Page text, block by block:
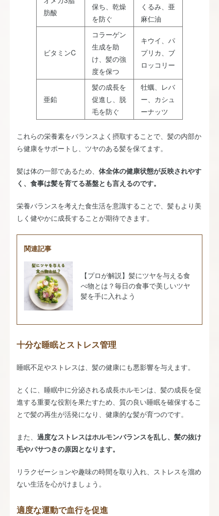
肪酸
保ち、乾燥
を防ぐ
くるみ、亜
麻仁油
ビタミンC
コラーゲン
生成を助
け、髪の強
度を保つ
キウイ、パ
プリカ、ブ
ロッコリー
亜鉛
髪の成長を
促進し、脱
毛を防ぐ
牡蠣、レバ
ー、カシュ
ーナッツ
これらの栄養素をバランスよく摂取することで、髪の内部か
ら健康をサポートし、ツヤのある髪を保てます。
髪は体の一部であるため、 体全体の健康状態が反映されやす
く、食事は髪を育てる基盤とも言えるのです。
栄養バランスを考えた食生活を意識することで、髪もより美
しく健やかに成長することが期待できます。
関連記事
【プロが解説】髪にツヤを与える食
べ物とは？毎日の食事で美しいツヤ
髪を手に入れよう
十分な睡眠とストレス管理
睡眠不足やストレスは、髪の健康にも悪影響を与えます。
とくに、睡眠中に分泌される成長ホルモンは、髪の成長を促
進する重要な役割を果たすため、質の良い睡眠を確保するこ
とで髪の再生が活発になり、健康的な髪が育つのです。
また、 過度なストレスはホルモンバランスを乱し、髪の抜け
毛やパサつきの原因となります。
リラクゼーションや趣味の時間を取り入れ、ストレスを溜め
ない生活を心がけましょう。
適度な運動で血行を促進